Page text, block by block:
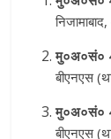
मु०अ०सं०
बीएनएस
मु०अ०सं०
बीएनएस